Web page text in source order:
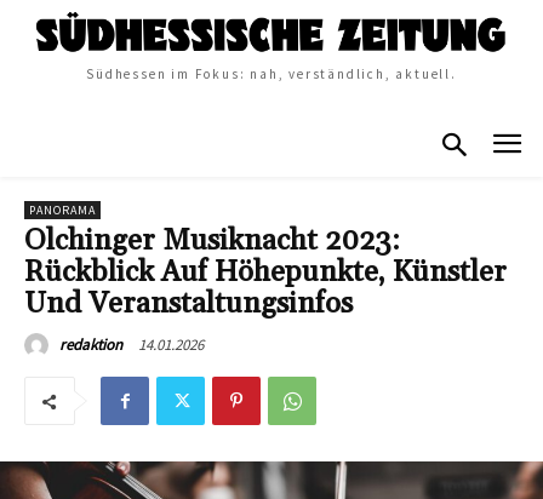
Südhessen im Fokus: nah, verständlich, aktuell.
PANORAMA
Olchinger Musiknacht 2023:
Rückblick Auf Höhepunkte, Künstler
Und Veranstaltungsinfos
redaktion 14.01.2026